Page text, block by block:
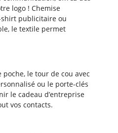
logo ! Chemise
shirt publicitaire ou
le textile permet
poche, le tour de cou avec
ou le porte-clés
le cadeau d’entreprise
vos contacts.